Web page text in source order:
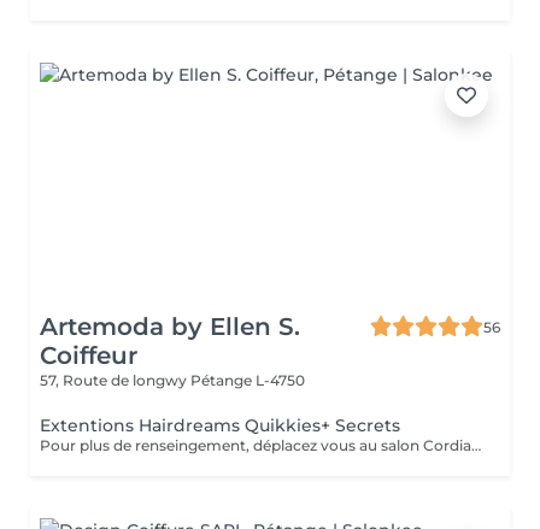
Artemoda by Ellen S.
Coiffeur
56
57, Route de longwy Pétange L-4750
Extentions Hairdreams Quikkies+ Secrets
Pour plus de renseingement, déplacez vous au salon Cordialement